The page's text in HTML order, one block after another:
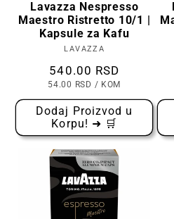
Lavazza Nespresso
Maestro Ristretto 10/1 |
Kapsule za Kafu
Prodavac:
LAVAZZA
Cena
540.00 RSD
CENA
KOMADU
54.00 RSD / PO
KOM
Dodaj Proizvod u
Korpu! ➜ 🛒